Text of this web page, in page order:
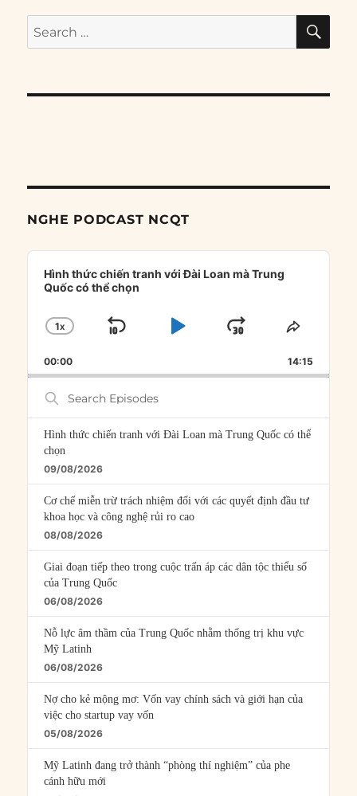
Search
for:
NGHE PODCAST NCQT
Audio
Player
Hình thức chiến tranh với Đài Loan mà Trung
Quốc có thể chọn
CHANGE
RATE
1X
SKIP
PLAYJUMP
FORWARD
SHARE
00:00 14:15
Search
Episodes
Hình thức chiến tranh với Đài Loan mà Trung Quốc có thể
chọn
09/08/2026
Cơ chế miễn trừ trách nhiệm đối với các quyết định đầu tư
khoa học và công nghệ rủi ro cao
08/08/2026
Giai đoạn tiếp theo trong cuộc trấn áp các dân tộc thiểu số
của Trung Quốc
06/08/2026
Nỗ lực âm thầm của Trung Quốc nhằm thống trị khu vực
Mỹ Latinh
06/08/2026
Nợ cho kẻ mộng mơ: Vốn vay chính sách và giới hạn của
việc cho startup vay vốn
05/08/2026
Mỹ Latinh đang trở thành “phòng thí nghiệm” của phe
cánh hữu mới